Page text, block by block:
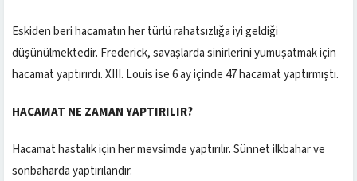
Eskiden beri hacamatın her türlü rahatsızlığa iyi geldiği
düşünülmektedir. Frederick, savaşlarda sinirlerini yumuşatmak için
hacamat yaptırırdı. XIII. Louis ise 6 ay içinde 47 hacamat yaptırmıştı.
HACAMAT NE ZAMAN YAPTIRILIR?
Hacamat hastalık için her mevsimde yaptırılır. Sünnet ilkbahar ve
sonbaharda yaptırılandır.